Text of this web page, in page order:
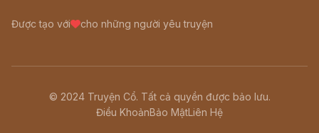
Được tạo với cho những người yêu truyện
© 2024 Truyện Cổ. Tất cả quyền được bảo lưu.
Điều KhoảnBảo MậtLiên Hệ